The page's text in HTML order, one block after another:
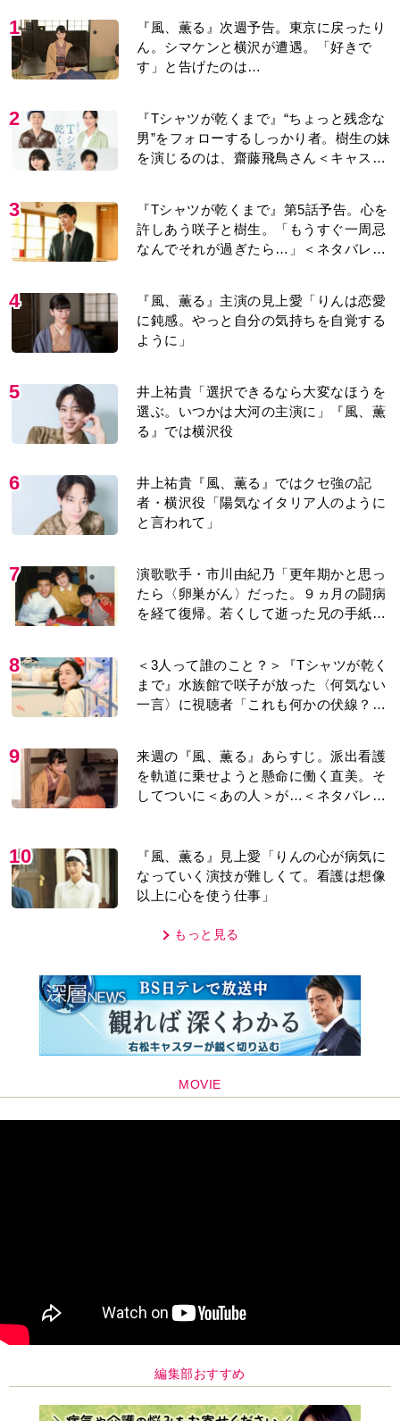
1
『風、薫る』次週予告。東京に戻ったり
ん。シマケンと横沢が遭遇。「好きで
す」と告げたのは…
2
『Tシャツが乾くまで』“ちょっと残念な
男”をフォローするしっかり者。樹生の妹
を演じるのは、齋藤飛鳥さん＜キャスト
3
『Tシャツが乾くまで』第5話予告。心を
許しあう咲子と樹生。「もうすぐ一周忌
なんでそれが過ぎたら…」＜ネタバレあ
4
『風、薫る』主演の見上愛「りんは恋愛
に鈍感。やっと自分の気持ちを自覚する
ように」
5
井上祐貴「選択できるなら大変なほうを
選ぶ。いつかは大河の主演に」『風、薫
る』では横沢役
6
井上祐貴『風、薫る』ではクセ強の記
者・横沢役「陽気なイタリア人のように
と言われて」
7
演歌歌手・市川由紀乃「更年期かと思っ
たら〈卵巣がん〉だった。９ヵ月の闘病
を経て復帰。若くして逝った兄の手紙を
8
＜3人って誰のこと？＞『Tシャツが乾く
まで』水族館で咲子が放った〈何気ない
一言〉に視聴者「これも何かの伏線？」
9
来週の『風、薫る』あらすじ。派出看護
を軌道に乗せようと懸命に働く直美。そ
してついに＜あの人＞が…＜ネタバレあ
10
『風、薫る』見上愛「りんの心が病気に
なっていく演技が難しくて。看護は想像
以上に心を使う仕事」
もっと見る
MOVIE
編集部おすすめ